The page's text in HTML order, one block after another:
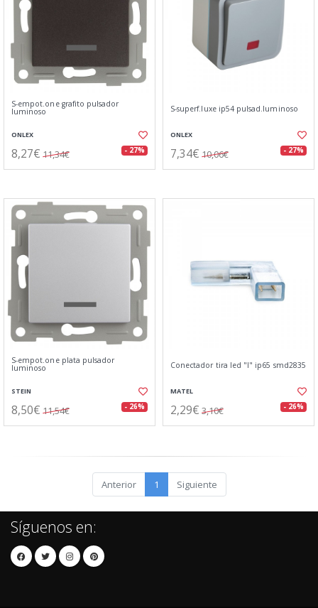
S-empot.one grafito pulsador
luminoso
ONLEX
8,27€ 11,34€ - 27%
S-superf.luxe ip54 pulsad.luminoso
ONLEX
7,34€ 10,06€ - 27%
S-empot.one plata pulsador
luminoso
STEIN
8,50€ 11,54€ - 26%
Conectador tira led "l" ip65 smd2835
MATEL
2,29€ 3,10€ - 26%
Anterior 1 Siguiente
Síguenos en: